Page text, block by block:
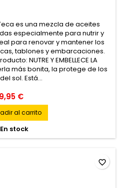
es una mezcla de aceites
especialmente para nutrir y
para renovar y mantener los
tablones y embarcaciones.
NUTRE Y EMBELLECE LA
más bonita, la protege de los
sol. Está...
9,95 €
al carrito
En stock
favorite_border